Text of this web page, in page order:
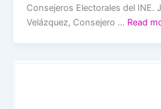
Consejeros Electorales del INE.
Velázquez, Consejero … Read